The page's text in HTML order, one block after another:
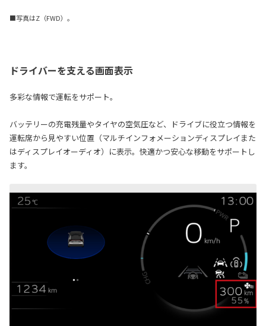
■写真はZ（FWD）。
ドライバーを支える画面表示
多彩な情報で運転をサポート。
バッテリーの充電残量やタイヤの空気圧など、ドライブに役立つ情報を
運転席から見やすい位置（マルチインフォメーションディスプレイまた
はディスプレイオーディオ）に表示。快適かつ安心な移動をサポートし
ます。